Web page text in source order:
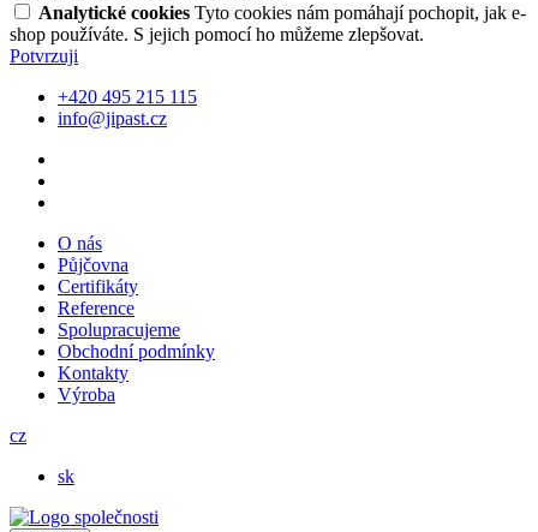
Analytické cookies Tyto cookies nám pomáhají pochopit, jak e-
shop používáte. S jejich pomocí ho můžeme zlepšovat.
Potvrzuji
+420 495 215 115
info@jipast.cz
O nás
Půjčovna
Certifikáty
Reference
Spolupracujeme
Obchodní podmínky
Kontakty
Výroba
cz
sk